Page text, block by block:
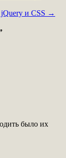
и CSS →
было их